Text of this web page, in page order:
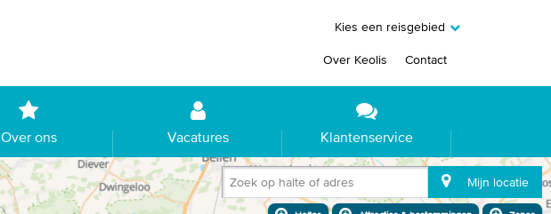
Kies een reisgebied
Over Keolis Contact
Over ons Vacatures Klantenservice
Zoek op halte of adres Mijn locatie